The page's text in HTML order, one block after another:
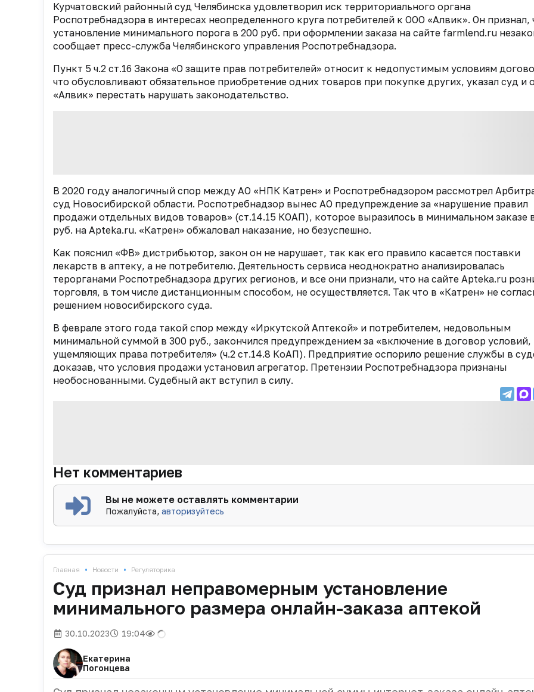
Курчатовский районный суд Челябинска удовлетворил иск территориального органа
Роспотребнадзора в интересах неопределенного круга потребителей к ООО «Алвик». Он признал,
установление минимального порога в 200 руб. при оформлении заказа на сайте farmlend.ru
сообщает пресс-служба Челябинского управления Роспотребнадзора.
Пункт 5 ч.2 ст.16 Закона «О защите прав потребителей» относит к недопустимым условиям
что обусловливают обязательное приобретение одних товаров при покупке других, указал суд и
«Алвик» перестать нарушать законодательство.
В 2020 году аналогичный спор между АО «НПК Катрен» и Роспотребнадзором рассмотрел
суд Новосибирской области. Роспотребнадзор вынес АО предупреждение за «нарушение правил
продажи отдельных видов товаров» (ст.14.15 КОАП), которое выразилось в минимальном заказе
руб. на Apteka.ru. «Катрен» обжаловал наказание, но безуспешно.
Как пояснил «ФВ» дистрибьютор, закон он не нарушает, так как его правило касается поставки
лекарств в аптеку, а не потребителю. Деятельность сервиса неоднократно анализировалась
терорганами Роспотребнадзора других регионов, и все они признали, что на сайте Apteka.ru
торговля, в том числе дистанционным способом, не осуществляется. Так что в «Катрен» не
решением новосибирского суда.
В феврале этого года такой спор между «Иркутской Аптекой» и потребителем, недовольным
минимальной суммой в 300 руб., закончился предупреждением за «включение в договор условий,
ущемляющих права потребителя» (ч.2 ст.14.8 КоАП). Предприятие оспорило решение службы в
доказав, что условия продажи установил агрегатор. Претензии Роспотребнадзора признаны
необоснованными. Судебный акт вступил в силу.
Нет комментариев
Вы не можете оставлять комментарии
Пожалуйста,авторизуйтесь
Главная • Новости • Регуляторика
Суд признал неправомерным установление
минимального размера онлайн-заказа аптекой
30.10.2023 19:04
Екатерина
Погонцева